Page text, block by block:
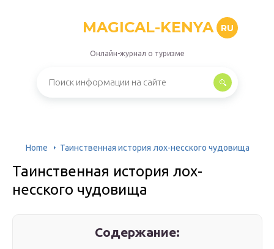
MAGICAL-KENYA RU
Онлайн-журнал о туризме
Home Таинственная история лох-несского чудовища
Таинственная история лох-
несского чудовища
Содержание: